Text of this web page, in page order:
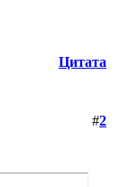
Цитата
#2